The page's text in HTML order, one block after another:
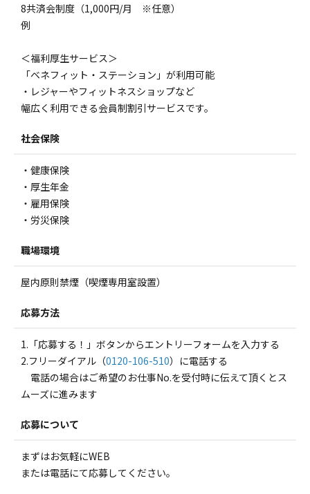
8共済会制度（1,000円/月 ※任意）
例
＜福利厚生サービス＞
「ベネフィット・ステーション」が利用可能
・レジャーやフィットネスショップなど
幅広く利用できる会員制割引サービスです。
社会保険
・健康保険
・厚生年金
・雇用保険
・労災保険
職場環境
屋内原則禁煙（喫煙専用室設置）
応募方法
1.「応募する！」ボタンからエントリーフォームを入力する
2.フリーダイアル（0120-106-510）に電話する
電話の場合はご希望のお仕事No.を受付時に伝えて頂くとス
ムーズに進みます
応募について
まずはお気軽にWEB
または電話にて応募してください。